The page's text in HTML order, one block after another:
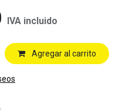
IVA incluido
Agregar al carrito